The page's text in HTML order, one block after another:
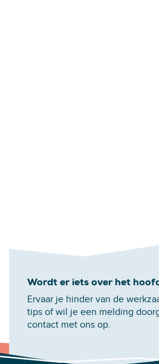
Wordt er iets over het
Ervaar je hinder van de
tips of wil je een melding
contact met ons op.